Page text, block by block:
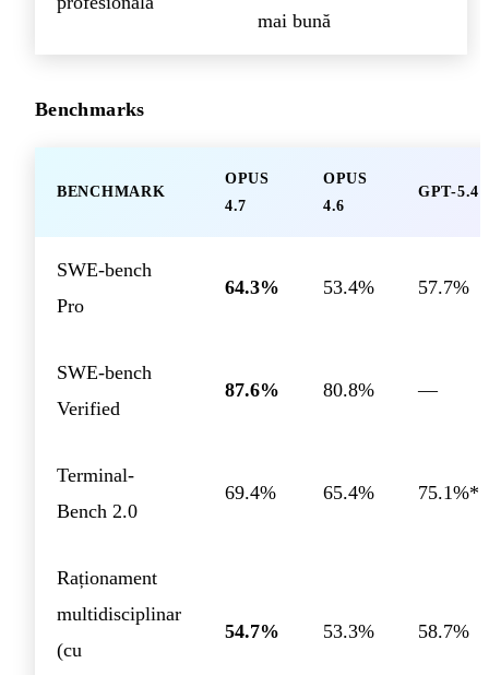
mai bună
Benchmarks
BENCHMARK
OPUS
4.7
OPUS
4.6
GPT-5.4
SWE-bench
Pro
64.3% 53.4% 57.7%
SWE-bench
Verified
87.6% 80.8% —
Terminal-
Bench 2.0
69.4% 65.4% 75.1%*
Raționament
multidisciplinar
(cu
54.7% 53.3% 58.7%